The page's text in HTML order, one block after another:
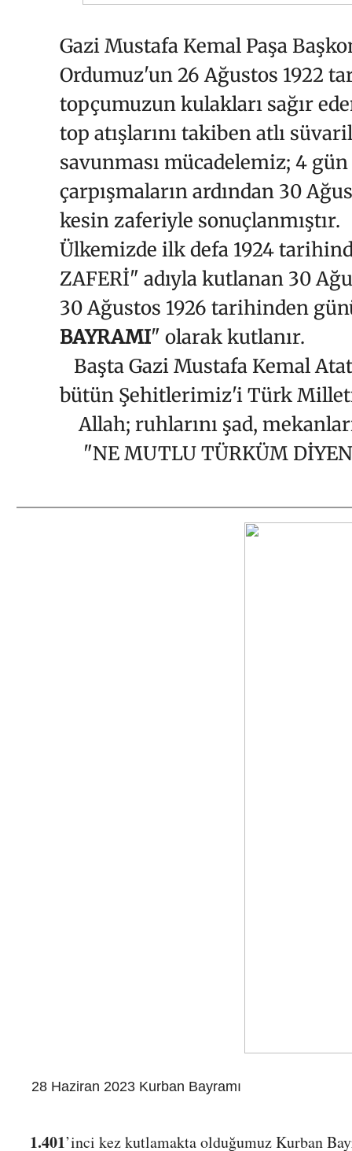
Gazi Mustafa Kemal Paşa
Ordumuz'un 26 Ağustos 1922
topçumuzun kulakları sağır
top atışlarını takiben atlı
savunması mücadelemiz; 4
çarpışmaların ardından 30
kesin zaferiyle sonuçlanmıştır.
Ülkemizde ilk defa 1924
ZAFERİ" adıyla kutlanan 30
30 Ağustos 1926 tarihinden
BAYRAMI" olarak kutlanır.
Başta Gazi Mustafa Kemal
bütün Şehitlerimiz'i Türk
Allah; ruhlarını şad,
"NE MUTLU TÜRKÜM
28 Haziran 2023 Kurban Bayramı
1.401’inci kez kutlamakta olduğumuz Kurban